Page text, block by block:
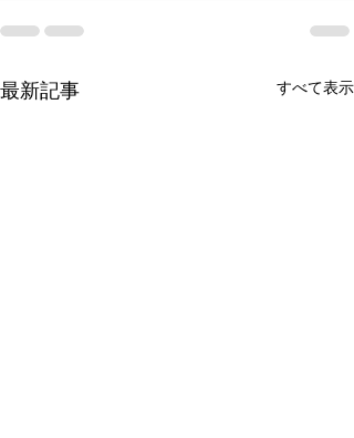
最新記事 すべて表示